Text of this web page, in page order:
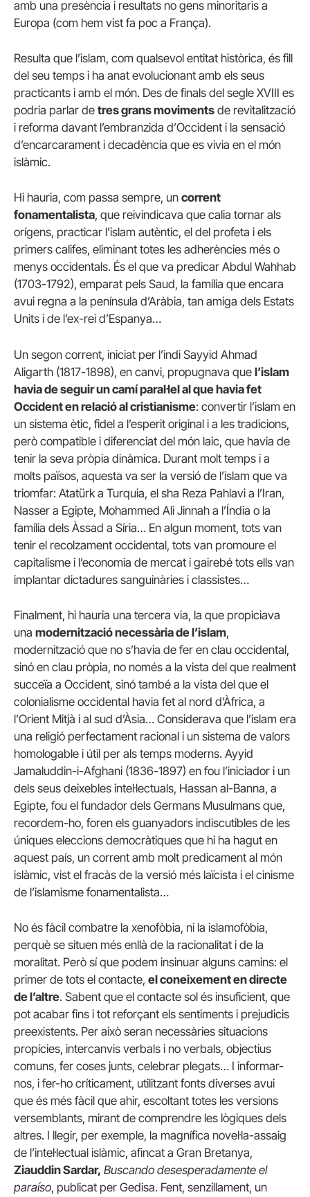
amb una presència i resultats no gens minoritaris a
Europa (com hem vist fa poc a França).
Resulta que l’islam, com qualsevol entitat històrica, és fill
del seu temps i ha anat evolucionant amb els seus
practicants i amb el món. Des de finals del segle XVIII es
podria parlar de tres grans moviments de revitalització
i reforma davant l’embranzida d’Occident i la sensació
d’encarcarament i decadència que es vivia en el món
islàmic.
Hi hauria, com passa sempre, un corrent
fonamentalista, que reivindicava que calia tornar als
orígens, practicar l’islam autèntic, el del profeta i els
primers califes, eliminant totes les adherències més o
menys occidentals. És el que va predicar Abdul Wahhab
(1703-1792), emparat pels Saud, la família que encara
avui regna a la península d’Aràbia, tan amiga dels Estats
Units i de l’ex-rei d’Espanya…
Un segon corrent, iniciat per l’indi Sayyid Ahmad
Aligarth (1817-1898), en canvi, propugnava que l’islam
havia de seguir un camí paral·lel al que havia fet
Occident en relació al cristianisme: convertir l’islam en
un sistema ètic, fidel a l’esperit original i a les tradicions,
però compatible i diferenciat del món laic, que havia de
tenir la seva pròpia dinàmica. Durant molt temps i a
molts països, aquesta va ser la versió de l’islam que va
triomfar: Atatürk a Turquia, el sha Reza Pahlavi a l’Iran,
Nasser a Egipte, Mohammed Ali Jinnah a l’Índia o la
família dels Àssad a Síria… En algun moment, tots van
tenir el recolzament occidental, tots van promoure el
capitalisme i l’economia de mercat i gairebé tots ells van
implantar dictadures sanguinàries i classistes…
Finalment, hi hauria una tercera via, la que propiciava
una modernització necessària de l’islam,
modernització que no s’havia de fer en clau occidental,
sinó en clau pròpia, no només a la vista del que realment
succeïa a Occident, sinó també a la vista del que el
colonialisme occidental havia fet al nord d’Àfrica, a
l’Orient Mitjà i al sud d’Àsia… Considerava que l’islam era
una religió perfectament racional i un sistema de valors
homologable i útil per als temps moderns. Ayyid
Jamaluddin-i-Afghani (1836-1897) en fou l’iniciador i un
dels seus deixebles intel·lectuals, Hassan al-Banna, a
Egipte, fou el fundador dels Germans Musulmans que,
recordem-ho, foren els guanyadors indiscutibles de les
úniques eleccions democràtiques que hi ha hagut en
aquest país, un corrent amb molt predicament al món
islàmic, vist el fracàs de la versió més laïcista i el cinisme
de l’islamisme fonamentalista…
No és fàcil combatre la xenofòbia, ni la islamofòbia,
perquè se situen més enllà de la racionalitat i de la
moralitat. Però sí que podem insinuar alguns camins: el
primer de tots el contacte, el coneixement en directe
de l’altre. Sabent que el contacte sol és insuficient, que
pot acabar fins i tot reforçant els sentiments i prejudicis
preexistents. Per això seran necessàries situacions
propícies, intercanvis verbals i no verbals, objectius
comuns, fer coses junts, celebrar plegats… I informar-
nos, i fer-ho críticament, utilitzant fonts diverses avui
que és més fàcil que ahir, escoltant totes les versions
versemblants, mirant de comprendre les lògiques dels
altres. I llegir, per exemple, la magnífica novel·la-assaig
de l’intel·lectual islàmic, afincat a Gran Bretanya,
Ziauddin Sardar, Buscando desesperadamente el
paraíso, publicat per Gedisa. Fent, senzillament, un